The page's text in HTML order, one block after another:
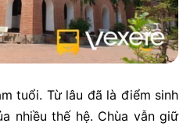
tuổi. Từ lâu đã là điểm sinh
nhiều thế hệ. Chùa vẫn giữ